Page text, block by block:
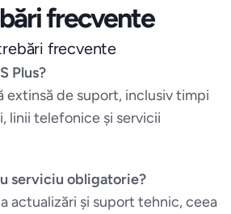
frecvente
frecvente
Plus?
extinsă de suport, inclusiv timpi
linii telefonice și servicii
serviciu obligatorie?
actualizări și suport tehnic, ceea